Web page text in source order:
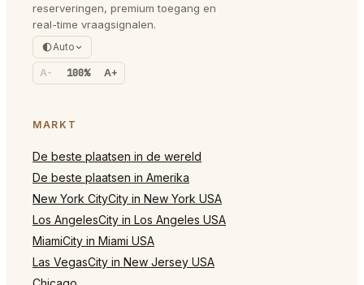
reserveringen, premium toegang en
real-time vraagsignalen.
Auto
A- 100% A+
MARKT
De beste plaatsen in de wereld
De beste plaatsen in Amerika
New York CityCity in New York USA
Los AngelesCity in Los Angeles USA
MiamiCity in Miami USA
Las VegasCity in New Jersey USA